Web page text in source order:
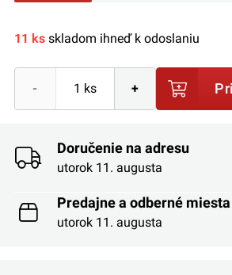
11 ksskladom ihneď k odoslaniu
- +
Doručenie na adresu
utorok 11. augusta
Predajne a odberné miesta
utorok 11. augusta